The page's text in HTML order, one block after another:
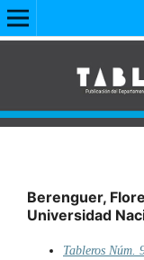
Berenguer,
Universidad
Tableros Núm.